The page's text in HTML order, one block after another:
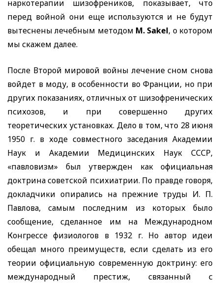
наркотерапии шизофреников, показывает, что
перед войной они еще используются и не будут
вытеснены лечебным методом M. Sakel, о котором
мы скажем далее.
После Второй мировой войны лечение сном снова
войдет в моду, в особенности во Франции, но при
других показаниях, отличных от шизофренических
психозов, и при совершенно других
теоретических установках. Дело в том, что 28 июня
1950 г. в ходе совместного заседания Академии
Наук и Академии Медицинских Наук СССР,
«павловизм» был утвержден как официальная
доктрина советской психиатрии. По правде говоря,
докладчики опирались на прежние труды И. П.
Павлова, самым последним из которых было
сообщение, сделанное им на Международном
Конгрессе физиологов в 1932 г. Но автор идеи
обещал много преимуществ, если сделать из его
теории официальную современную доктрину: его
международный престиж, связанный с